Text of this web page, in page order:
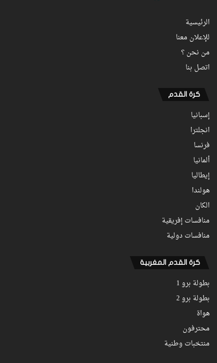
الرئيسية
للإعلان معنا
من نحن ؟
اتصل بنا
كرة القدم
إسبانيا
انجلترا
فرنسا
ألمانيا
إيطاليا
هولندا
الكان
منافسات إفريقية
منافسات دولية
كرة القدم المغربية
بطولة برو 1
بطولة برو 2
هواة
محترفون
منتخبات وطنية